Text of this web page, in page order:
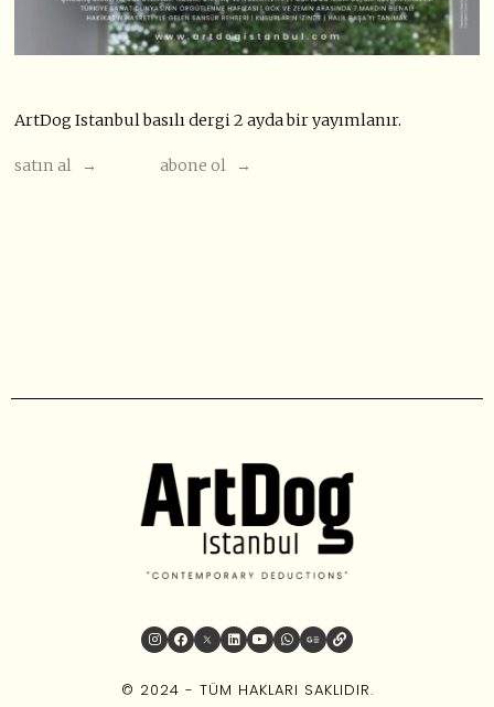
ArtDog Istanbul basılı dergi 2 ayda bir yayımlanır.
satın al → abone ol →
© 2024 - TÜM HAKLARI SAKLIDIR.